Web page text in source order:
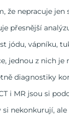
že nepracuje
přesnější
jódu, vápníku,
jednou z nich je
diagnostiky
i MR jsou si
nekonkurují, ale